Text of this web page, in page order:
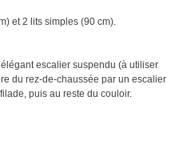
et 2 lits simples (90 cm).
escalier suspendu (à utiliser
du rez-de-chaussée par un escalier
puis au reste du couloir.